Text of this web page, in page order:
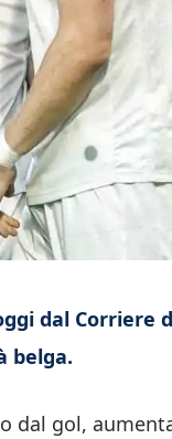
dal Corriere
belga.
dal gol,